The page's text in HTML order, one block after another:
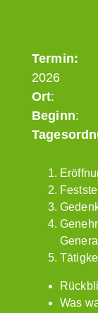
2026
Ort:
Beginn:
Was